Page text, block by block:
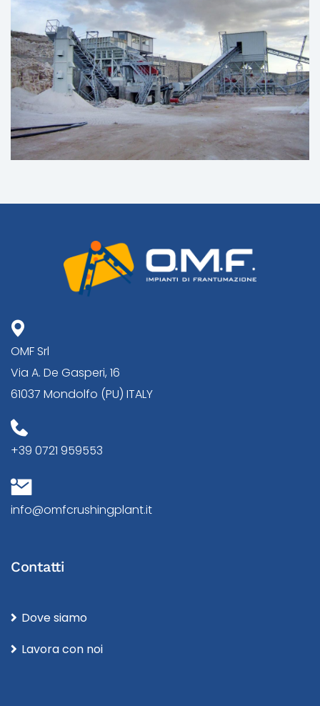
OMF Srl
Via A. De Gasperi, 16
61037 Mondolfo (PU) ITALY
+39 0721 959553
info@omfcrushingplant.it
Contatti
Dove siamo
Lavora con noi